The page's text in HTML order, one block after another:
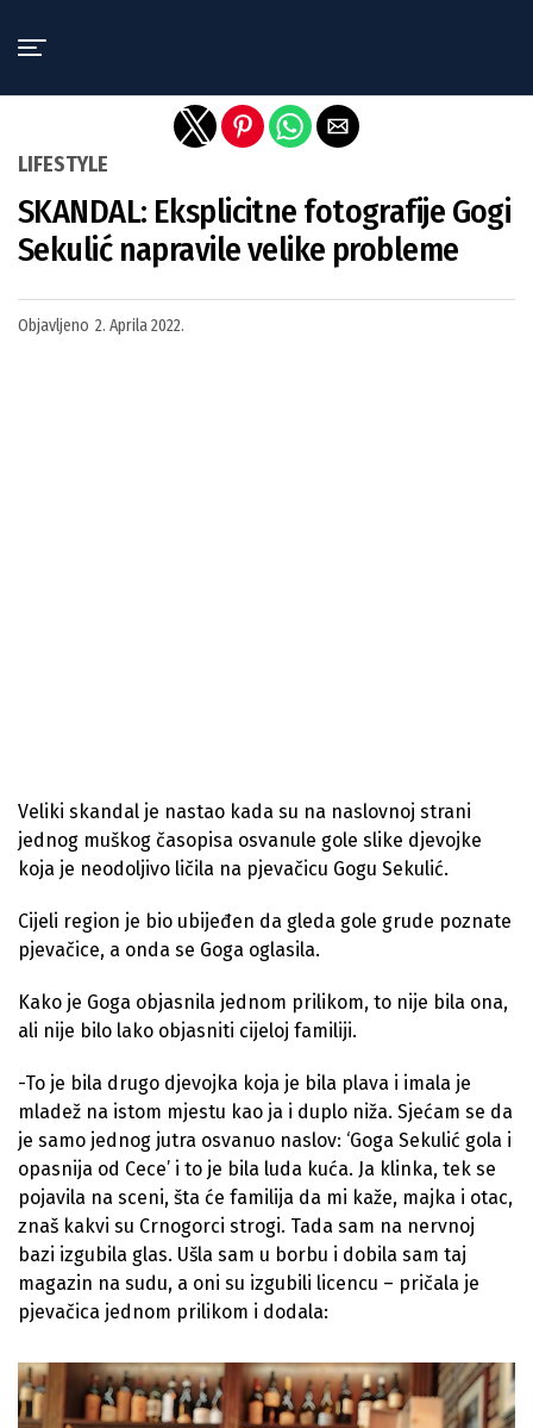
LIFESTYLE
SKANDAL: Eksplicitne fotografije Gogi
Sekulić napravile velike probleme
Objavljeno 2. Aprila 2022.
Veliki skandal je nastao kada su na naslovnoj strani
jednog muškog časopisa osvanule gole slike djevojke
koja je neodoljivo ličila na pjevačicu Gogu Sekulić.
Cijeli region je bio ubijeđen da gleda gole grude poznate
pjevačice, a onda se Goga oglasila.
Kako je Goga objasnila jednom prilikom, to nije bila ona,
ali nije bilo lako objasniti cijeloj familiji.
-To je bila drugo djevojka koja je bila plava i imala je
mladež na istom mjestu kao ja i duplo niža. Sjećam se da
je samo jednog jutra osvanuo naslov: ‘Goga Sekulić gola i
opasnija od Cece’ i to je bila luda kuća. Ja klinka, tek se
pojavila na sceni, šta će familija da mi kaže, majka i otac,
znaš kakvi su Crnogorci strogi. Tada sam na nervnoj
bazi izgubila glas. Ušla sam u borbu i dobila sam taj
magazin na sudu, a oni su izgubili licencu – pričala je
pjevačica jednom prilikom i dodala: